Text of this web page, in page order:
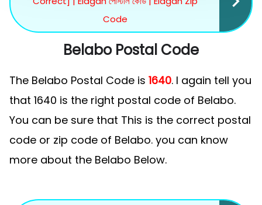
Code
Belabo Postal Code
The Belabo Postal Code is 1640. I again tell you
that 1640 is the right postal code of Belabo.
You can be sure that This is the correct postal
code or zip code of Belabo. you can know
more about the Belabo Below.